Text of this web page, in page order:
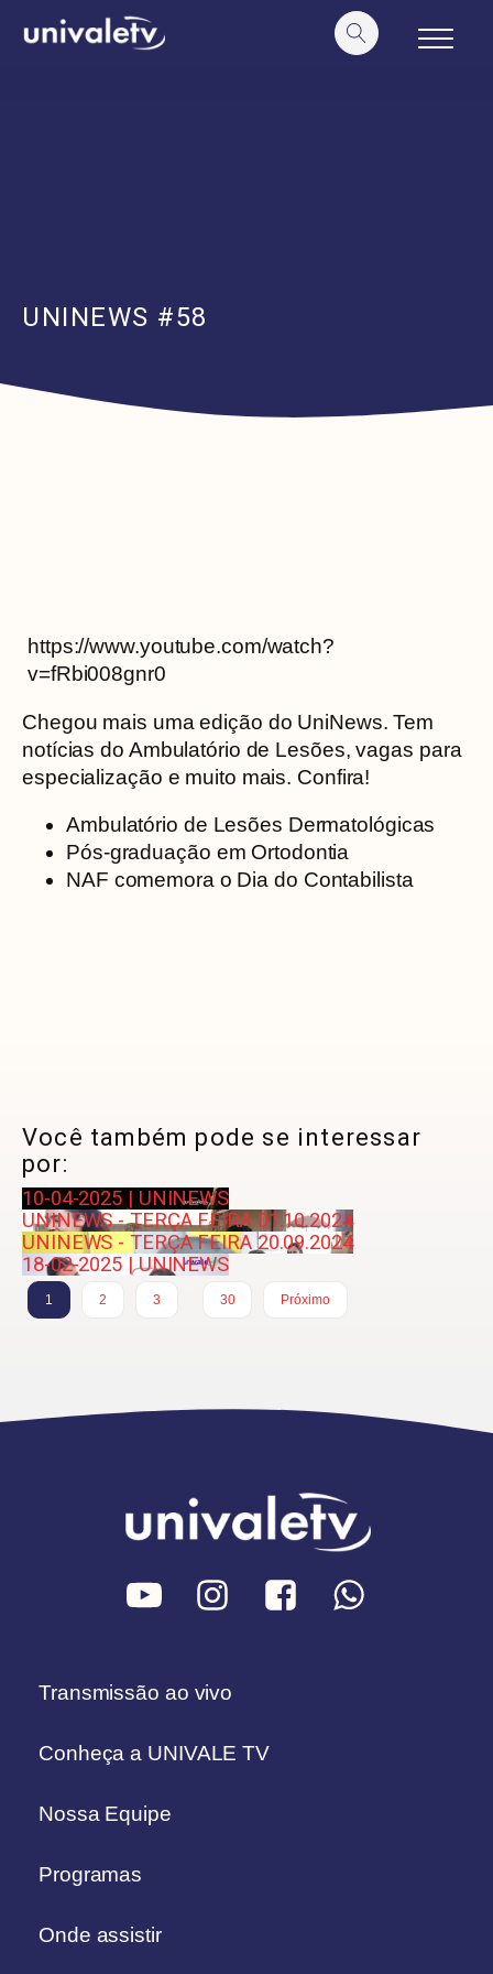
conteúdo
UNINEWS #58
https://www.youtube.com/watch?
v=fRbi008gnr0
Chegou mais uma edição do UniNews. Tem
notícias do Ambulatório de Lesões, vagas para
especialização e muito mais. Confira!
Ambulatório de Lesões Dermatológicas
Pós-graduação em Ortodontia
NAF comemora o Dia do Contabilista
Você também pode se interessar
por:
10-04-2025 | UNINEWS
UNINEWS - TERÇA FEIRA 01.10.2024
UNINEWS - TERÇA FEIRA 20.09.2024
18-02-2025 | UNINEWS
1 2 3
30
Próximo
Transmissão ao vivo
Conheça a UNIVALE TV
Nossa Equipe
Programas
Onde assistir